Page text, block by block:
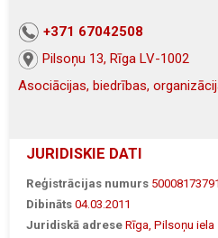
+371 67042508
Pilsoņu 13, Rīga LV-1002
Asociācijas, biedrības,
JURIDISKIE DATI
Reģistrācijas numurs 50008173791
Dibināts 04.03.2011
Juridiskā adrese Rīga, Pilsoņu iela